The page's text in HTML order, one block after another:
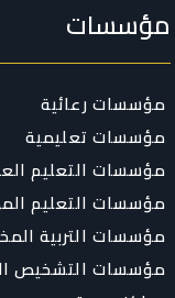
مؤسسات
مؤسسات رعائية
مؤسسات تعليمية
مؤسسات التعليم
مؤسسات التعليم
مؤسسات التربية
مؤسسات التشخيص